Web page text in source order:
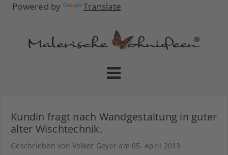
Powered by Translate
Kundin fragt nach Wandgestaltung in guter
alter Wischtechnik.
Geschrieben von Volker Geyer am 05. April 2013